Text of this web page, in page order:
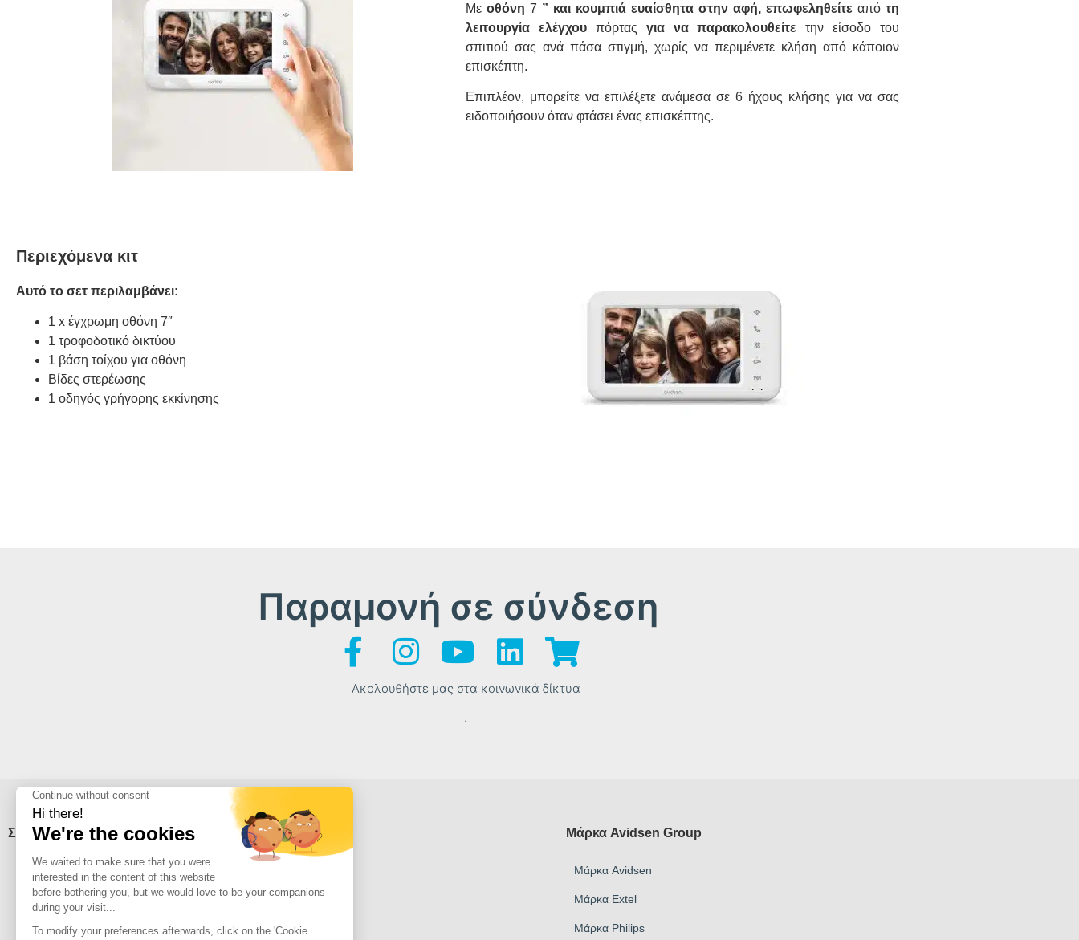
Με οθόνη 7 ” και κουμπιά ευαίσθητα στην αφή, επωφεληθείτε από τη
λειτουργία ελέγχουπόρτας για να παρακολουθείτε την είσοδο του
σπιτιού σας ανά πάσα στιγμή, χωρίς να περιμένετε κλήση από κάποιον
επισκέπτη.
Επιπλέον, μπορείτε να επιλέξετε ανάμεσα σε 6 ήχους κλήσης για να σας
ειδοποιήσουν όταν φτάσει ένας επισκέπτης.
Περιεχόμενα κιτ
Αυτό το σετ περιλαμβάνει:
1 x έγχρωμη οθόνη 7″
1 τροφοδοτικό δικτύου
1 βάση τοίχου για οθόνη
Βίδες στερέωσης
1 οδηγός γρήγορης εκκίνησης
Παραμονή σε σύνδεση
Ακολουθήστε μας στα κοινωνικά δίκτυα
.
Σχετικά με την Avidsen
Qui sommes nous ?
Rejoignez nous
On parle de nous
Βοήθεια Μάρκα Avidsen Group
Μάρκα Avidsen
Μάρκα Extel
Μάρκα Philips